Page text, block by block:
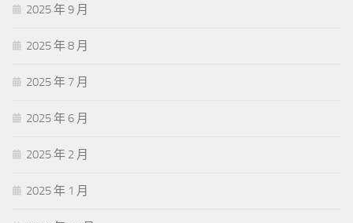
2025 年 9 月
2025 年 8 月
2025 年 7 月
2025 年 6 月
2025 年 2 月
2025 年 1 月